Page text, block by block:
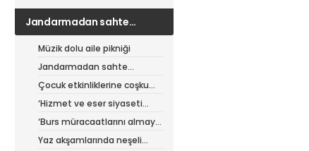
Jandarmadan sahte
çantacılara darbe
Müzik dolu aile pikniği
Jandarmadan sahte
çantacılara darbe
Çocuk etkinliklerine coşku
dolu final
‘Hizmet ve eser siyaseti
yapıyoruz’
‘Burs müracaatlarını almaya
başladık’
Yaz akşamlarında neşeli